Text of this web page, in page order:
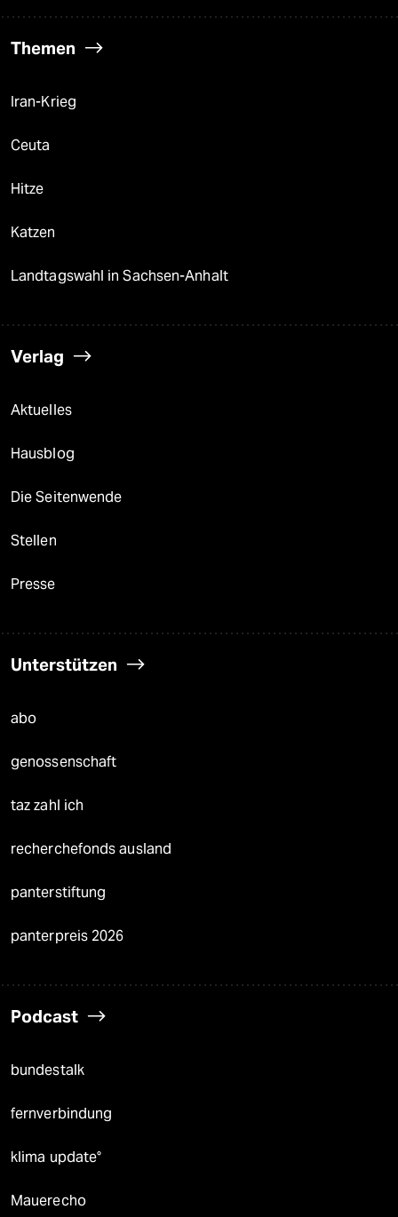
Themen
Iran-Krieg
Ceuta
Hitze
Katzen
Landtagswahl in Sachsen-Anhalt
Verlag
Aktuelles
Hausblog
Die Seitenwende
Stellen
Presse
Unterstützen
abo
genossenschaft
taz zahl ich
recherchefonds ausland
panterstiftung
panterpreis 2026
Podcast
bundestalk
fernverbindung
klima update°
Mauerecho